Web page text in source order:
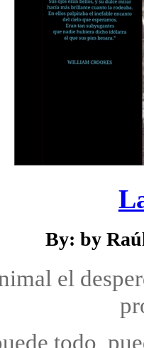
By: by
el
todo,